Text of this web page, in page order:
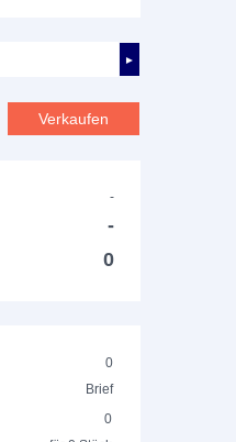
►
Verkaufen
-
-
0
0
Brief
0